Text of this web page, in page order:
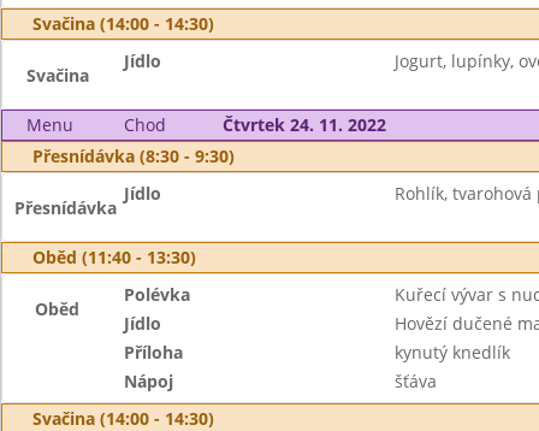
Svačina (14:00 - 14:30)
Svačina
Jídlo Jogurt, lupínky,
Menu Chod
Čtvrtek 24. 11. 2022
Přesnídávka (8:30 - 9:30)
Přesnídávka
Jídlo Rohlík,
Oběd (11:40 - 13:30)
Oběd
Polévka
Kuřecí vývar s
Jídlo
Hovězí dučené
Příloha
kynutý knedlík
Nápoj
šťáva
Svačina (14:00 - 14:30)